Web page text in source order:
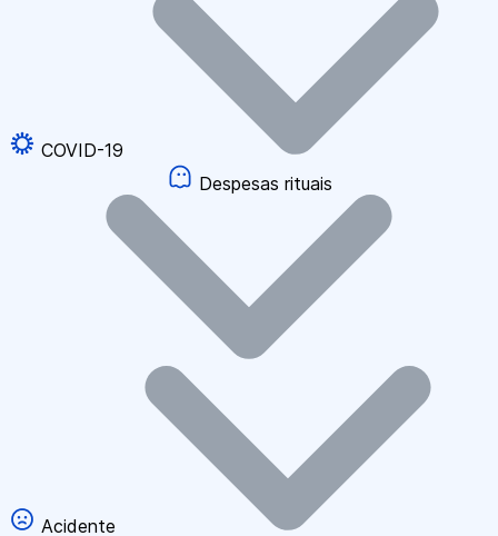
COVID-19
Despesas rituais
Acidente